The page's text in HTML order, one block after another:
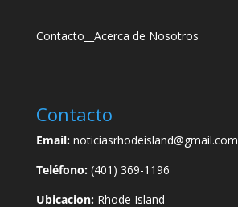
Contacto Acerca de Nosotros
Contacto
Email:noticiasrhodeisland@gmail.com
Teléfono:(401) 369-1196
Ubicacion:Rhode Island